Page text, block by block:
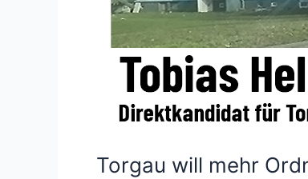
Torgau will mehr